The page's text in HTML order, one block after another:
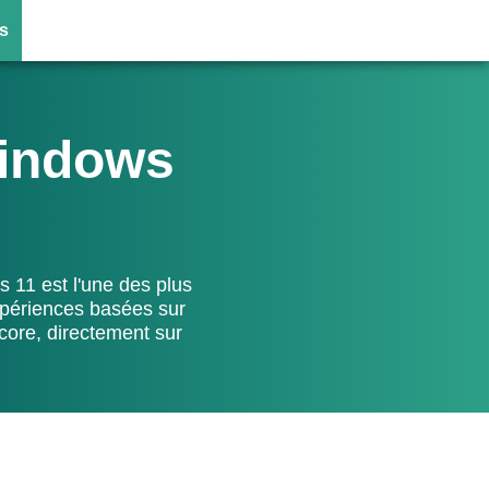
11 est l'une des plus
basées sur
directement sur